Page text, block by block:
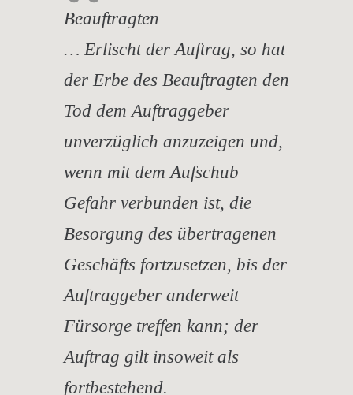
Beauftragten
… Erlischt der Auftrag, so hat
der Erbe des Beauftragten den
Tod dem Auftraggeber
unverzüglich anzuzeigen und,
wenn mit dem Aufschub
Gefahr verbunden ist, die
Besorgung des übertragenen
Geschäfts fortzusetzen, bis der
Auftraggeber anderweit
Fürsorge treffen kann; der
Auftrag gilt insoweit als
fortbestehend.